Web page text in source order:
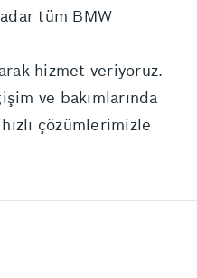
tüm BMW
hizmet veriyoruz.
ve bakımlarında
çözümlerimizle